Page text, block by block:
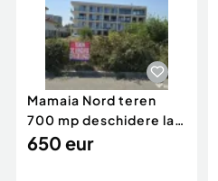
Mamaia Nord teren
700 mp deschidere la
D24 si D25
650 eur